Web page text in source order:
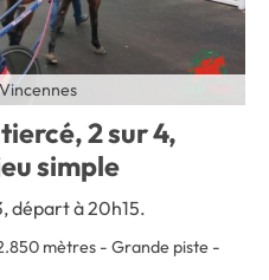
2 sur 4,
simple
départ à 20h15.
mètres - Grande piste -